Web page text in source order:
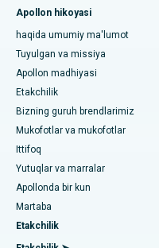
Tish shifokorini
Pediatrni toping
Dermatologni toping
Urologni toping
Paschim Boragaon,
Chennaydagi PH
Chennaydagi ming
Jubilee Hillsdagi eng
Tondiarpet, Chennai
Kotturpuram, Chennai
Kovai yo'lidagi eng yaxshi
Fast Track kunlik
Sleeve gastrektomi
Lasik jarrohlik
liposuction
Koroner angiografiya
Transkateter Aorta valfini
MitraClip vana ta'mirlash
Apollon hikoyasi
haqida umumiy ma'lumot
Tuyulgan va missiya
Apollon madhiyasi
Etakchilik
Bizning guruh brendlarimiz
Mukofotlar va mukofotlar
Ittifoq
Yutuqlar va marralar
Apollonda bir kun
Martaba
Etakchilik